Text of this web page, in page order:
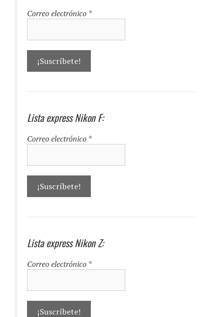
Correo electrónico *
Lista express Nikon F:
Correo electrónico *
Lista express Nikon Z:
Correo electrónico *